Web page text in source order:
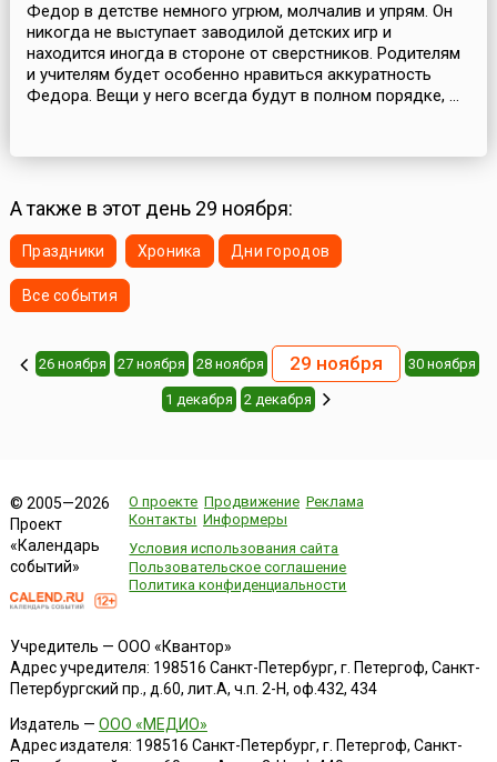
Федор в детстве немного угрюм, молчалив и упрям. Он
никогда не выступает заводилой детских игр и
находится иногда в стороне от сверстников. Родителям
и учителям будет особенно нравиться аккуратность
Федора. Вещи у него всегда будут в полном порядке, ...
А также в этот день 29 ноября:
Праздники Хроника Дни городов
Все события
26 ноября 27 ноября 28 ноября 29 ноября 30 ноября
1 декабря 2 декабря
© 2005—2026
Проект
«Календарь
событий»
О проекте Продвижение Реклама
Контакты Информеры
Условия использования сайта
Пользовательское соглашение
Политика конфиденциальности
Учредитель — ООО «Квантор»
Адрес учредителя: 198516 Санкт-Петербург, г. Петергоф, Санкт-
Петербургский пр., д.60, лит.А, ч.п. 2-Н, оф.432, 434
Издатель — ООО «МЕДИО»
Адрес издателя: 198516 Санкт-Петербург, г. Петергоф, Санкт-